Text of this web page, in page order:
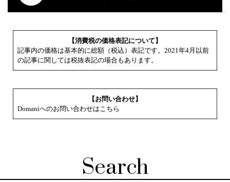
【消費税の価格表記について】
記事内の価格は基本的に総額（税込）表記です。2021年4月以前
の記事に関しては税抜表記の場合もあります。
【お問い合わせ】
Domaniへのお問い合わせはこちら
Search